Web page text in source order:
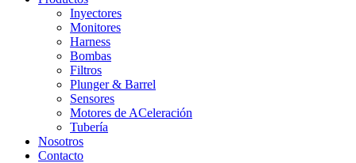
Inyectores
Monitores
Harness
Bombas
Filtros
Plunger & Barrel
Sensores
Motores de ACeleración
Tubería
Nosotros
Contacto